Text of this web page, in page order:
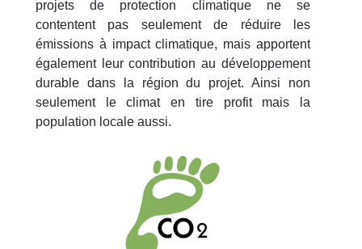
projets de protection climatique ne se
contentent pas seulement de réduire les
émissions à impact climatique, mais apportent
également leur contribution au développement
durable dans la région du projet. Ainsi non
seulement le climat en tire profit mais la
population locale aussi.